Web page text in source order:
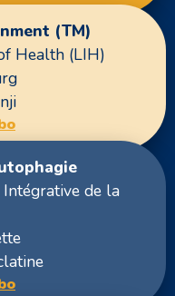
(TM)
Health (LIH)
de la